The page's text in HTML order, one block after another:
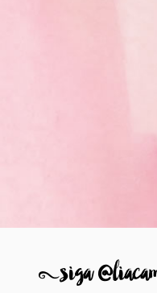
8siga